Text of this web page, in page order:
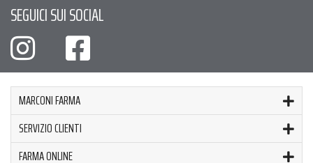
SEGUICI SUI SOCIAL
MARCONI FARMA
SERVIZIO CLIENTI
FARMA ONLINE